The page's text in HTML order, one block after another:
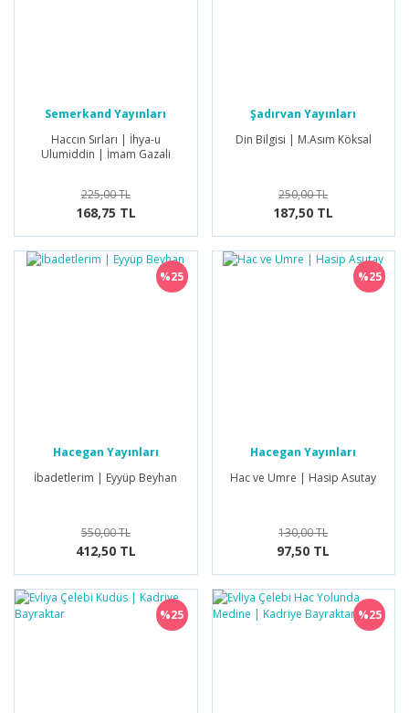
Semerkand Yayınları
Haccın Sırları | İhya-u
Ulumiddin | İmam Gazali
225,00 TL
168,75 TL
Şadırvan Yayınları
Din Bilgisi | M.Asım Köksal
250,00 TL
187,50 TL
%25
Hacegan Yayınları
İbadetlerim | Eyyüp Beyhan
550,00 TL
412,50 TL
%25
Hacegan Yayınları
Hac ve Umre | Hasip Asutay
130,00 TL
97,50 TL
%25 %25